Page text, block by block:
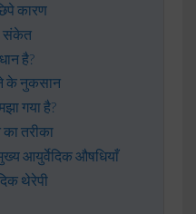
कारण
संकेत
है?
के नुकसान
गया है?
तरीका
आयुर्वेदिक औषधियाँ
थेरेपी